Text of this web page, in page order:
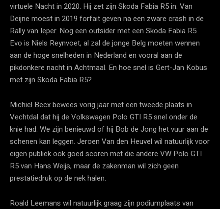
virtuele Nacht in 2020. Hij zet zijn Skoda Fabia R5 in. Van
Deijne moest in 2019 forfait geven na een zware crash in de
Rally van Ieper. Nog een outsider met een Skoda Fabia R5
Evo is Niels Reynvoet, al zal de jonge Belg moeten wennen
aan de hoge snelheden in Nederland en vooral aan de
pikdonkere nacht in Achtmaal. En hoe snel is Gert-Jan Kobus
met zijn Skoda Fabia R5?
Michiel Becx bewees vorig jaar met een tweede plaats in
Vechtdal dat hij de Volkswagen Polo GTI R5 snel onder de
knie had. We zijn benieuwd of hij Bob de Jong het vuur aan de
schenen kan leggen. Jeroen Van den Heuvel wil natuurlijk voor
eigen publiek ook goed scoren met die andere VW Polo GTI
R5 van Hans Weijs, maar de zakenman wil zich geen
prestatiedruk op de nek halen.
Roald Leemans wil natuurlijk graag zijn podiumplaats van